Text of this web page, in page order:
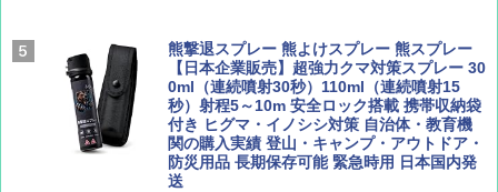
[キャンパーズコレクション 山善] 傘みたいに
広げるだけ パッとサッとテント キューブワ
イド ブラックコーティング フルクローズ メ
ッシュ 4人用 簡単設置 ポップアップテント P
ATCW-150B エクルベージュ
￥-
熊撃退スプレー 熊よけスプレー 熊スプレー
【日本企業販売】超強力クマ対策スプレー 30
0ml（連続噴射30秒）110ml（連続噴射15
秒）射程5～10m 安全ロック搭載 携帯収納袋
付き ヒグマ・イノシシ対策 自治体・教育機
関の購入実績 登山・キャンプ・アウトドア・
防災用品 長期保存可能 緊急時用 日本国内発
送